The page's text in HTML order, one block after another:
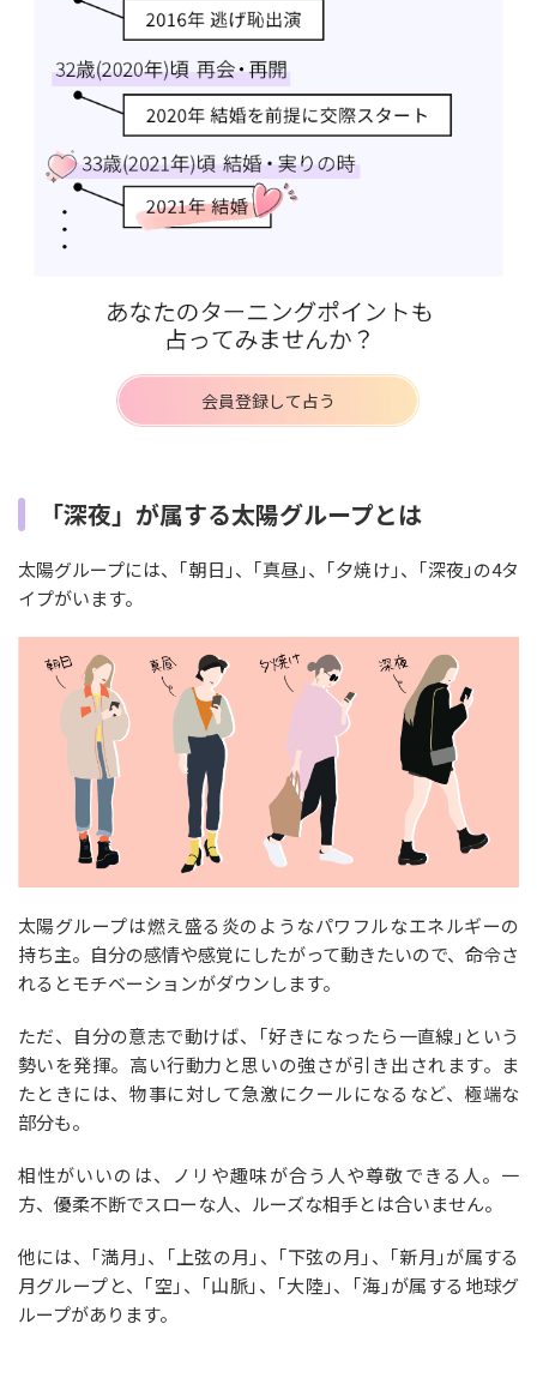
会員登録して占う
「深夜」が属する太陽グループとは
太陽グループには、｢朝日｣、｢真昼｣、｢夕焼け｣、｢深夜｣の4タ
イプがいます。
太陽グループは燃え盛る炎のようなパワフルなエネルギーの
持ち主。自分の感情や感覚にしたがって動きたいので、命令さ
れるとモチベーションがダウンします。
ただ、自分の意志で動けば、｢好きになったら一直線｣という
勢いを発揮。高い行動力と思いの強さが引き出されます。ま
たときには、物事に対して急激にクールになるなど、極端な
部分も。
相性がいいのは、ノリや趣味が合う人や尊敬できる人。一
方、優柔不断でスローな人、ルーズな相手とは合いません。
他には、｢満月｣、｢上弦の月｣、｢下弦の月｣、｢新月｣が属する
月グループと、｢空｣、｢山脈｣、｢大陸｣、｢海｣が属する地球グ
ループがあります。